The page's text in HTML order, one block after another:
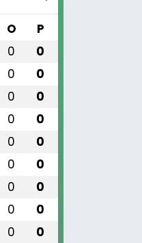
O P
0 0
0 0
0 0
0 0
0 0
0 0
0 0
0 0
0 0